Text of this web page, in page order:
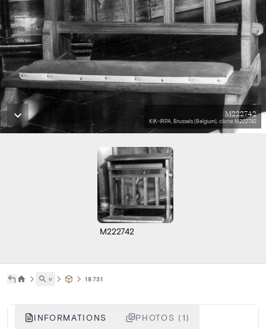
M222742
KIK-IRPA, Brussels (Belgium), cliché M222742
M222742
˅ 18731
INFORMATIONS PHOTOS (1)